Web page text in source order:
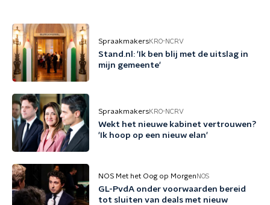
SpraakmakersKRO-NCRV
Stand.nl: 'Ik ben blij met de uitslag in
mijn gemeente'
SpraakmakersKRO-NCRV
Wekt het nieuwe kabinet vertrouwen?
'Ik hoop op een nieuw elan'
NOS Met het Oog op Morgen NOS
GL-PvdA onder voorwaarden bereid
tot sluiten van deals met nieuw